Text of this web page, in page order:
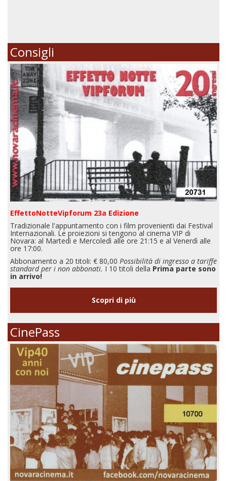
Consigli
EffettoNotteVipforum 23a Edizione
Tradizionale l'appuntamento con i film provenienti dai Festival
Internazionali. Le proiezioni si tengono al cinema VIP di
Novara: al Martedì e Mercoledì alle ore 21:15 e al Venerdì alle
ore 17:00.
Abbonamento a 20 titoli: € 80,00 Possibilità di ingresso a tariffe
standard per i non abbonati. I 10 titoli della Prima parte sono
in arrivo!
Scopri di più
CinePass